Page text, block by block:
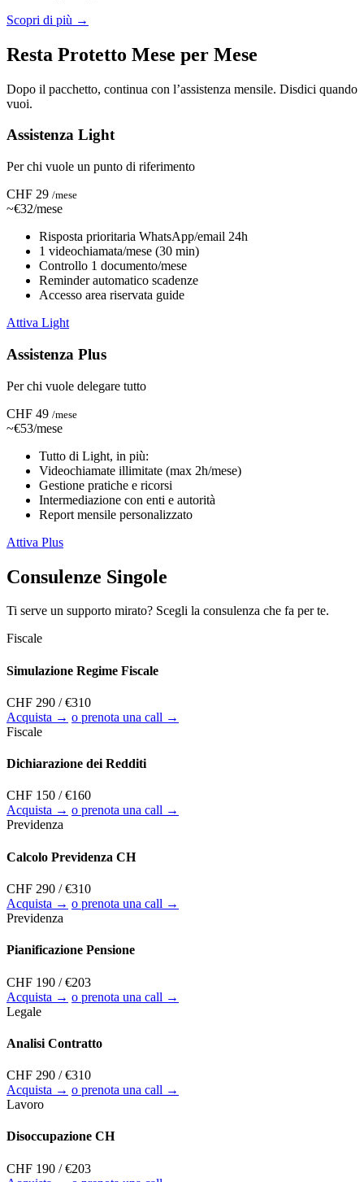
Scopri di più →
Resta Protetto Mese per Mese
Dopo il pacchetto, continua con l’assistenza mensile. Disdici quando
vuoi.
Assistenza Light
Per chi vuole un punto di riferimento
CHF 29 /mese
~€32/mese
Risposta prioritaria WhatsApp/email 24h
1 videochiamata/mese (30 min)
Controllo 1 documento/mese
Reminder automatico scadenze
Accesso area riservata guide
Attiva Light
Assistenza Plus
Per chi vuole delegare tutto
CHF 49 /mese
~€53/mese
Tutto di Light, in più:
Videochiamate illimitate (max 2h/mese)
Gestione pratiche e ricorsi
Intermediazione con enti e autorità
Report mensile personalizzato
Attiva Plus
Consulenze Singole
Ti serve un supporto mirato? Scegli la consulenza che fa per te.
Fiscale
Simulazione Regime Fiscale
CHF 290 / €310
Acquista → o prenota una call →
Fiscale
Dichiarazione dei Redditi
CHF 150 / €160
Acquista → o prenota una call →
Previdenza
Calcolo Previdenza CH
CHF 290 / €310
Acquista → o prenota una call →
Previdenza
Pianificazione Pensione
CHF 190 / €203
Acquista → o prenota una call →
Legale
Analisi Contratto
CHF 290 / €310
Acquista → o prenota una call →
Lavoro
Disoccupazione CH
CHF 190 / €203